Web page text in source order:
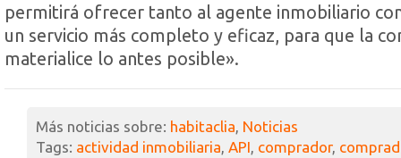
permitirá ofrecer tanto al agente inmobiliario
un servicio más completo y eficaz, para que la
materialice lo antes posible».
Más noticias sobre: habitaclia, Noticias
Tags: actividad inmobiliaria, API, comprador,